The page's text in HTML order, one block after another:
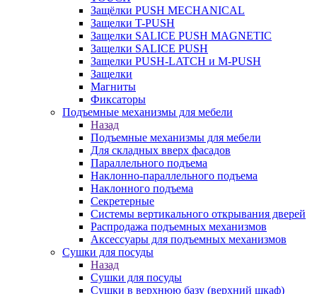
Защёлки PUSH MECHANICAL
Защелки T-PUSH
Защелки SALICE PUSH MAGNETIC
Защелки SALICE PUSH
Защелки PUSH-LATCH и M-PUSH
Защелки
Магниты
Фиксаторы
Подъемные механизмы для мебели
Назад
Подъемные механизмы для мебели
Для складных вверх фасадов
Параллельного подъема
Наклонно-параллельного подъема
Наклонного подъема
Секретерные
Системы вертикального открывания дверей
Распродажа подъемных механизмов
Аксессуары для подъемных механизмов
Сушки для посуды
Назад
Сушки для посуды
Сушки в верхнюю базу (верхний шкаф)